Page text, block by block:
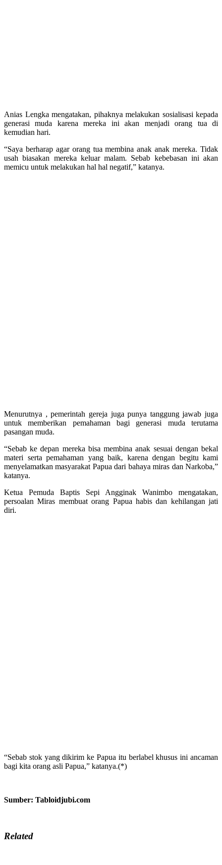
Anias Lengka mengatakan, pihaknya melakukan sosialisasi kepada
generasi muda karena mereka ini akan menjadi orang tua di
kemudian hari.
“Saya berharap agar orang tua membina anak anak mereka. Tidak
usah biasakan mereka keluar malam. Sebab kebebasan ini akan
memicu untuk melakukan hal hal negatif,” katanya.
Menurutnya , pemerintah gereja juga punya tanggung jawab juga
untuk memberikan pemahaman bagi generasi muda terutama
pasangan muda.
“Sebab ke depan mereka bisa membina anak sesuai dengan bekal
materi serta pemahaman yang baik, karena dengan begitu kami
menyelamatkan masyarakat Papua dari bahaya miras dan Narkoba,”
katanya.
Ketua Pemuda Baptis Sepi Angginak Wanimbo mengatakan,
persoalan Miras membuat orang Papua habis dan kehilangan jati
diri.
“Sebab stok yang dikirim ke Papua itu berlabel khusus ini ancaman
bagi kita orang asli Papua,” katanya.(*)
Sumber: Tabloidjubi.com
Related